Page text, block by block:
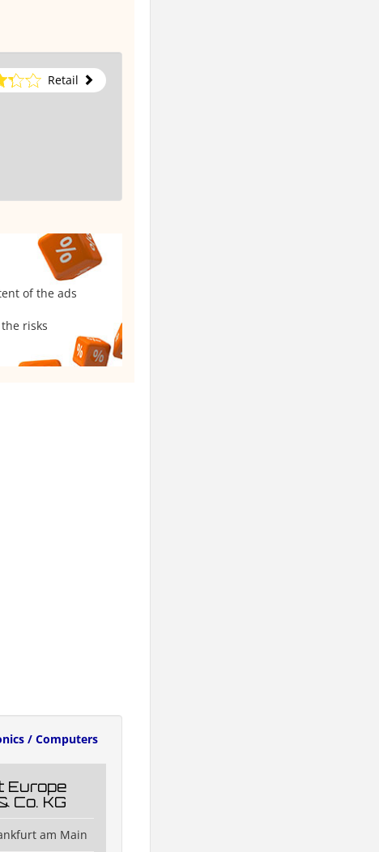
Retail
of the ads
risks
/ Computers
Europe
Co. KG
am Main